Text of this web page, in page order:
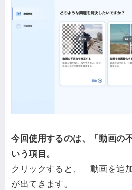
今回使用するのは、「動画の
いう項目。
クリックすると、「動画を追
が出てきます。